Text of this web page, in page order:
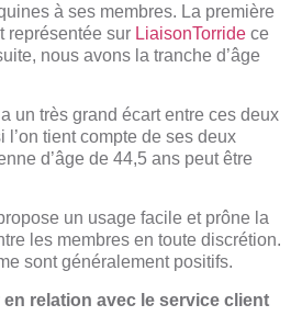
à ses membres. La première
représentée sur LiaisonTorride ce
nous avons la tranche d’âge
un très grand écart entre ces deux
l’on tient compte de ses deux
d’âge de 44,5 ans peut être
un usage facile et prône la
les membres en toute discrétion.
sont généralement positifs.
relation avec le service client